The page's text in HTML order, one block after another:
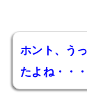
ホント、う
たよね・・・